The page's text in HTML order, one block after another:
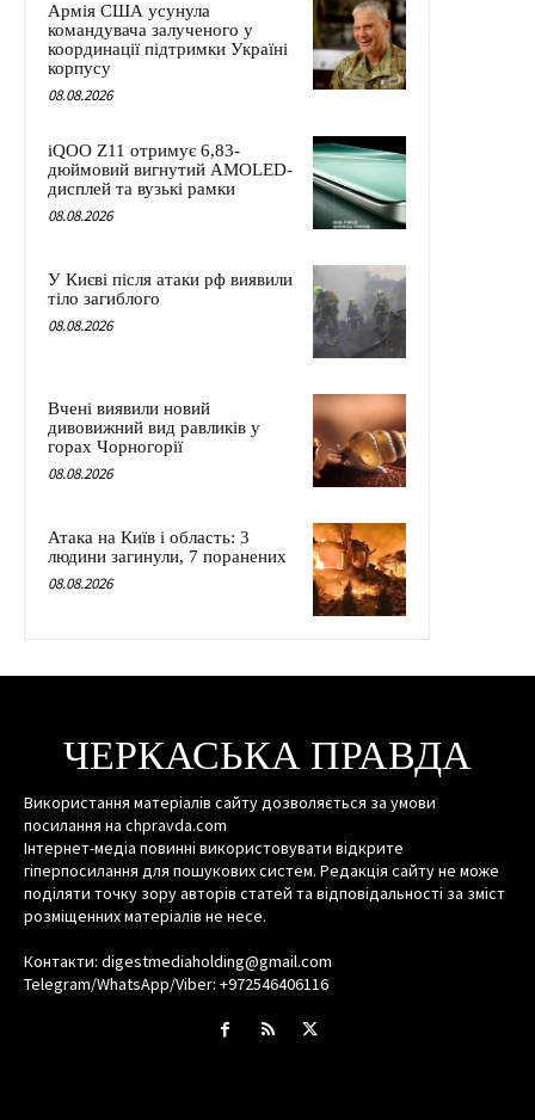
Армія США усунула
командувача залученого у
координації підтримки Україні
корпусу
08.08.2026
iQOO Z11 отримує 6,83-
дюймовий вигнутий AMOLED-
дисплей та вузькі рамки
08.08.2026
У Києві після атаки рф виявили
тіло загиблого
08.08.2026
Вчені виявили новий
дивовижний вид равликів у
горах Чорногорії
08.08.2026
Атака на Київ і область: 3
людини загинули, 7 поранених
08.08.2026
ЧЕРКАСЬКА ПРАВДА
Використання матеріалів сайту дозволяється за умови
посилання на chpravda.com
Інтернет-медіа повинні використовувати відкрите
гіперпосилання для пошукових систем. Редакція сайту не може
поділяти точку зору авторів статей та відповідальності за зміст
розміщенних матеріалів не несе.
Контакти: digestmediaholding@gmail.com
Telegram/WhatsApp/Viber: +972546406116